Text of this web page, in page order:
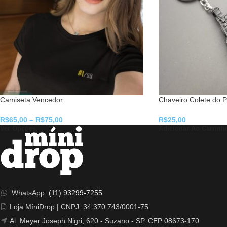
Camiseta Vencedor
R$65,00 – R$75,00
Chaveiro Colete do
R$25,00
WhatsApp: (11) 93299-7255
Loja MíniDrop | CNPJ: 34.370.743/0001-75
Al. Meyer Joseph Nigri, 620 - Suzano - SP. CEP:08673-170